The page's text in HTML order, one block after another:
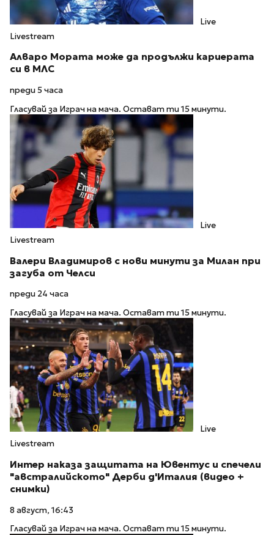
Live
Livestream
Алваро Мората може да продължи кариерата
си в МЛС
преди 5 часа
Гласувай за Играч на мача. Остават ти 15 минути.
Live
Livestream
Валери Владимиров с нови минути за Милан при
загуба от Челси
преди 24 часа
Гласувай за Играч на мача. Остават ти 15 минути.
Live
Livestream
Интер наказа защитата на Ювентус и спечели
"австралийското" Дерби д'Италия (видео +
снимки)
8 август, 16:43
Гласувай за Играч на мача. Остават ти 15 минути.